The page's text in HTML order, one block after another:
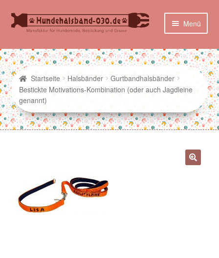
Zur
Navigation
Zum
Inhalt
Menü
Herzlich Willkommen in unserem Internetshop
AGB
Geschirre
Gravuren
Alpenglück Halsbänder
Bestickte Gurtband-Halsbänder
Startseite Halsbänder
Gurtbandhalsbänder
Bestickte Motivations-Kombination (oder auch Jagdleine
genannt)